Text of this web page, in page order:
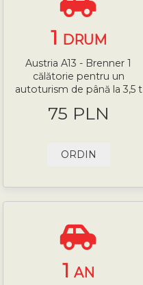
1 DRUM
Austria A13 - Brenner 1
călătorie pentru un
autoturism de până la 3,5 t
75 PLN
ORDIN
1AN